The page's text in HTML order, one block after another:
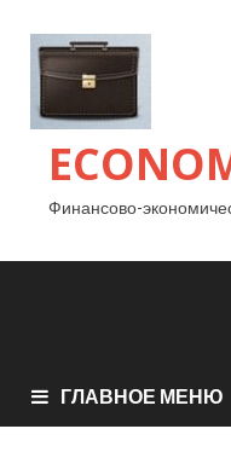
Финансово-
ГЛАВНОЕ МЕНЮ